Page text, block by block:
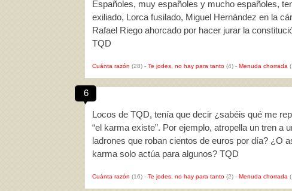
Españoles, muy españoles y mucho españoles,
exiliado, Lorca fusilado, Miguel Hernández en la
Rafael Riego ahorcado por hacer jurar la
TQD
Cuánta razón (28) - Te jodes, no hay para tanto (4) - Menuda chorrada
6
Locos de TQD, tenía que decir ¿sabéis qué me
“el karma existe”. Por ejemplo, atropella un tren
ladrones que roban cientos de euros por día? ¿O
karma solo actúa para algunos? TQD
Cuánta razón (16) - Te jodes, no hay para tanto (2) - Menuda chorrada